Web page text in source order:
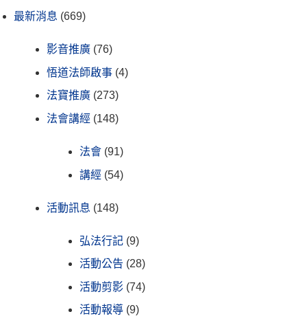
最新消息 (669)
影音推廣 (76)
悟道法師啟事 (4)
法寶推廣 (273)
法會講經 (148)
法會 (91)
講經 (54)
活動訊息 (148)
弘法行記 (9)
活動公告 (28)
活動剪影 (74)
活動報導 (9)